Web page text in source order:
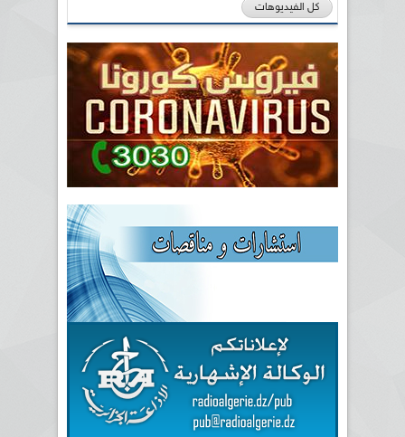
كل الفيديوهات